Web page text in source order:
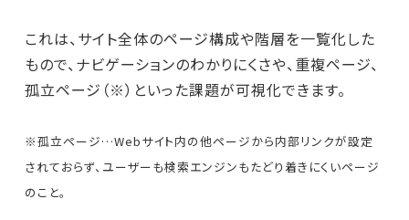
これは、サイト全体のページ構成や階層を一覧化した
もので、ナビゲーションのわかりにくさや、重複ページ、
孤立ページ（※）といった課題が可視化できます。
※孤立ページ…Webサイト内の他ページから内部リンクが設定
されておらず、ユーザーも検索エンジンもたどり着きにくいページ
のこと。